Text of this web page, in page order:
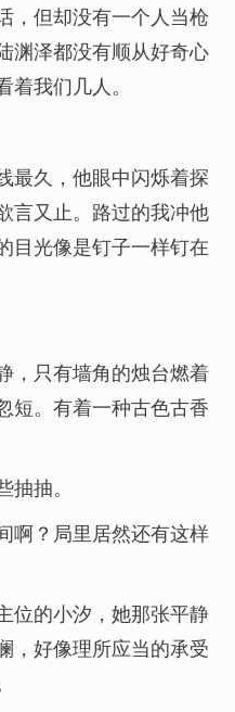
，但却没有一个人当枪
渊泽都没有顺从好奇心
我们几人。
最久，他眼中闪烁着探
言又止。路过的我冲他
目光像是钉子一样钉在
，只有墙角的烛台燃着
短。有着一种古色古香
抽。
啊？局里居然还有这样
位的小汐，她那张平静
，好像理所应当的承受